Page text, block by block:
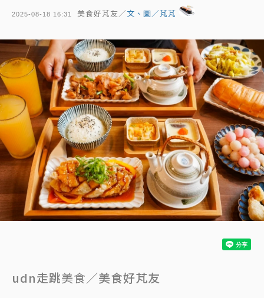
2025-08-18 16:31 美食好芃友／文、圖／芃芃
udn走跳美食／美食好芃友